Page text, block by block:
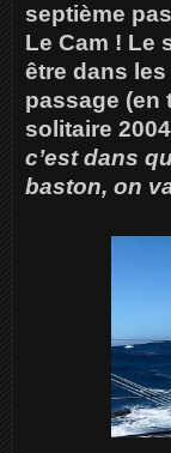
septième
Le Cam ! Le
être dans
passage (en
solitaire
c’est dans
baston, on